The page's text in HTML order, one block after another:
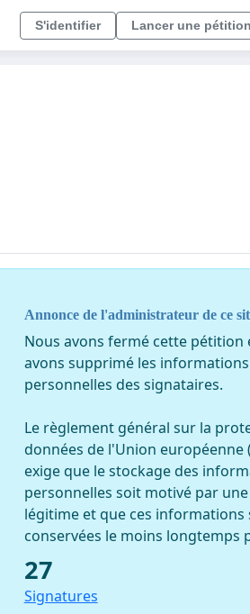
S'identifier Lancer une pétition
Annonce de l'administrateur de ce
Nous avons fermé cette pétition
avons supprimé les informations
personnelles des signataires.
Le règlement général sur la
données de l'Union européenne
exige que le stockage des
personnelles soit motivé par
légitime et que ces informations
conservées le moins longtemps
27
Signatures